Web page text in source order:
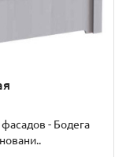
- Бодега